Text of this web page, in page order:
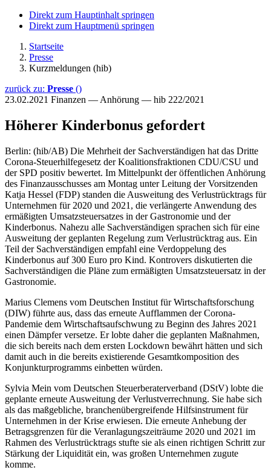
Direkt zum Hauptinhalt springen
Direkt zum Hauptmenü springen
Startseite
Presse
Kurzmeldungen (hib)
zurück zu: Presse ()
23.02.2021 Finanzen — Anhörung — hib 222/2021
Höherer Kinderbonus gefordert
Berlin: (hib/AB) Die Mehrheit der Sachverständigen hat das Dritte
Corona-Steuerhilfegesetz der Koalitionsfraktionen CDU/CSU und
der SPD positiv bewertet. Im Mittelpunkt der öffentlichen Anhörung
des Finanzausschusses am Montag unter Leitung der Vorsitzenden
Katja Hessel (FDP) standen die Ausweitung des Verlustrücktrags für
Unternehmen für 2020 und 2021, die verlängerte Anwendung des
ermäßigten Umsatzsteuersatzes in der Gastronomie und der
Kinderbonus. Nahezu alle Sachverständigen sprachen sich für eine
Ausweitung der geplanten Regelung zum Verlustrücktrag aus. Ein
Teil der Sachverständigen empfahl eine Verdoppelung des
Kinderbonus auf 300 Euro pro Kind. Kontrovers diskutierten die
Sachverständigen die Pläne zum ermäßigten Umsatzsteuersatz in der
Gastronomie.
Marius Clemens vom Deutschen Institut für Wirtschaftsforschung
(DIW) führte aus, dass das erneute Aufflammen der Corona-
Pandemie dem Wirtschaftsaufschwung zu Beginn des Jahres 2021
einen Dämpfer versetze. Er lobte daher die geplanten Maßnahmen,
die sich bereits nach dem ersten Lockdown bewährt hätten und sich
damit auch in die bereits existierende Gesamtkomposition des
Konjunkturprogramms einbetten würden.
Sylvia Mein vom Deutschen Steuerberaterverband (DStV) lobte die
geplante erneute Ausweitung der Verlustverrechnung. Sie habe sich
als das maßgebliche, branchenübergreifende Hilfsinstrument für
Unternehmen in der Krise erwiesen. Die erneute Anhebung der
Betragsgrenzen für die Veranlagungszeiträume 2020 und 2021 im
Rahmen des Verlustrücktrags stufte sie als einen richtigen Schritt zur
Stärkung der Liquidität ein, was großen Unternehmen zugute
komme.